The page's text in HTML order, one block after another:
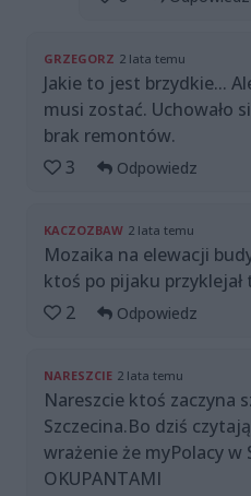
GRZEGORZ 2 lata temu
Jakie to jest brzydkie...
musi zostać. Uchowało
brak remontów.
3
Odpowiedz
KACZOZBAW 2 lata temu
Mozaika na elewacji
ktoś po pijaku przyklejał
2
Odpowiedz
NARESZCIE 2 lata temu
Nareszcie ktoś zaczyna
Szczecina.Bo dziś
wrażenie że myPolacy w
OKUPANTAMI